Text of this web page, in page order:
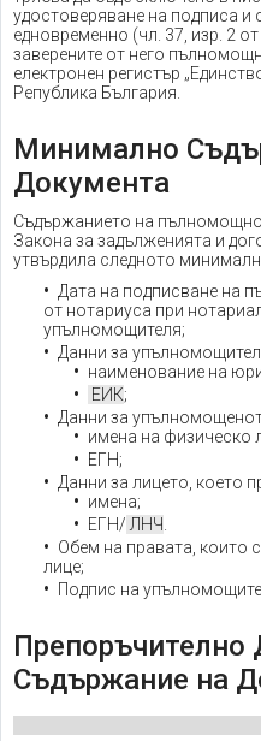
удостоверяване на подписа
едновременно (чл. 37, изр. 2
заверените от него
електронен регистър
Република България.
Минимално
Документа
Съдържанието на
Закона за задълженията и
утвърдила следното
Дата на подписване на
от нотариуса при
упълномощителя;
Данни за
наименование на
ЕИК;
Данни за
имена на физическо
ЕГН;
Данни за лицето, което
имена;
ЕГН/ ЛНЧ
Обем на правата, които
лице;
Подпис на
Препоръчително
Съдържание на